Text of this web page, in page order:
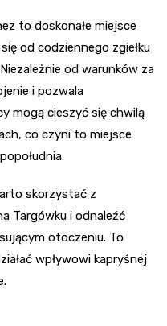
to doskonałe miejsce
od codziennego zgiełku
od warunków za
i pozwala
mogą cieszyć się chwilą
co czyni to miejsce
skorzystać z
Targówku i odnaleźć
otoczeniu. To
wpływowi kapryśnej